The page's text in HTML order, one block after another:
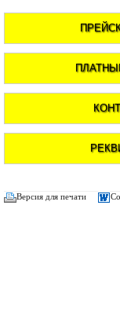
Версия для печати